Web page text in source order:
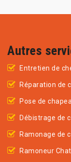
Autres
Entretien de
Réparation de
Pose de
Débistrage de
Ramonage de
Ramoneur